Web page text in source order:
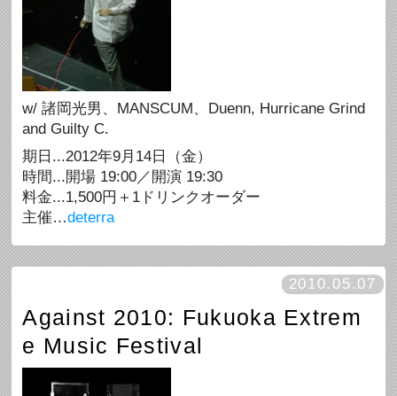
w/ 諸岡光男、MANSCUM、Duenn, Hurricane Grind
and Guilty C.
期日...2012年9月14日（金）
時間...開場 19:00／開演 19:30
料金...1,500円＋1ドリンクオーダー
主催…deterra
2010.05.07
Against 2010: Fukuoka Extrem
e Music Festival